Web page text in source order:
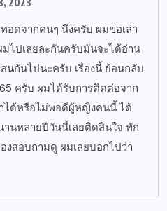
2023
ทอดจากคนๆ นึงครับ ผมขอเล่า
มไปเลยละกันครับมันจะได้อ่าน
นกันไปนะครับ เรื่องนี้ ย้อนกลับ
ครับ ผมได้รับการติดต่อจาก
ได้หรือไม่พอดีผู้หญิงคนนี้ ได้
นหลายปีวันนี้เลยติดสินใจ ทัก
งสอบถามดู ผมเลยบอกไปว่า